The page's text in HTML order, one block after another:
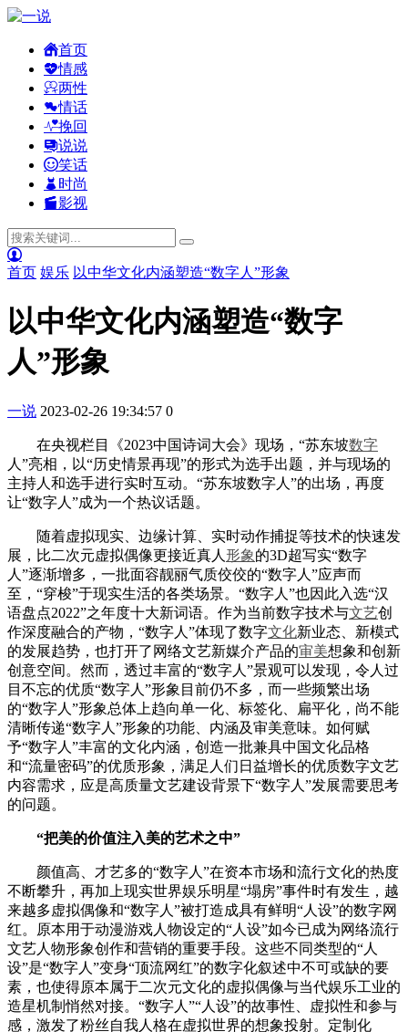
首页
情感
两性
情话
挽回
说说
笑话
时尚
影视
首页 娱乐 以中华文化内涵塑造“数字人”形象
以中华文化内涵塑造“数字
人”形象
一说 2023-02-26 19:34:57 0
在央视栏目《2023中国诗词大会》现场，“苏东坡数字
人”亮相，以“历史情景再现”的形式为选手出题，并与现场的
主持人和选手进行实时互动。“苏东坡数字人”的出场，再度
让“数字人”成为一个热议话题。
随着虚拟现实、边缘计算、实时动作捕捉等技术的快速发
展，比二次元虚拟偶像更接近真人 形象的3D超写实“数字
人”逐渐增多，一批面容靓丽气质佼佼的“数字人”应声而
至，“穿梭”于现实生活的各类场景。“数字人”也因此入选“汉
语盘点2022”之年度十大新词语。作为当前数字技术与文艺创
作深度融合的产物，“数字人”体现了数字文化新业态、新模式
的发展趋势，也打开了网络文艺新媒介产品的审美想象和创新
创意空间。然而，透过丰富的“数字人”景观可以发现，令人过
目不忘的优质“数字人”形象目前仍不多，而一些频繁出场
的“数字人”形象总体上趋向单一化、标签化、扁平化，尚不能
清晰传递“数字人”形象的功能、内涵及审美意味。如何赋
予“数字人”丰富的文化内涵，创造一批兼具中国文化品格
和“流量密码”的优质形象，满足人们日益增长的优质数字文艺
内容需求，应是高质量文艺建设背景下“数字人”发展需要思考
的问题。
“把美的价值注入美的艺术之中”
颜值高、才艺多的“数字人”在资本市场和流行文化的热度
不断攀升，再加上现实世界娱乐明星“塌房”事件时有发生，越
来越多虚拟偶像和“数字人”被打造成具有鲜明“人设”的数字网
红。原本用于动漫游戏人物设定的“人设”如今已成为网络流行
文艺人物形象创作和营销的重要手段。这些不同类型的“人
设”是“数字人”变身“顶流网红”的数字化叙述中不可或缺的要
素，也使得原本属于二次元文化的虚拟偶像与当代娱乐工业的
造星机制悄然对接。“数字人”“人设”的故事性、虚拟性和参与
感，激发了粉丝自我人格在虚拟世界的想象投射。定制化